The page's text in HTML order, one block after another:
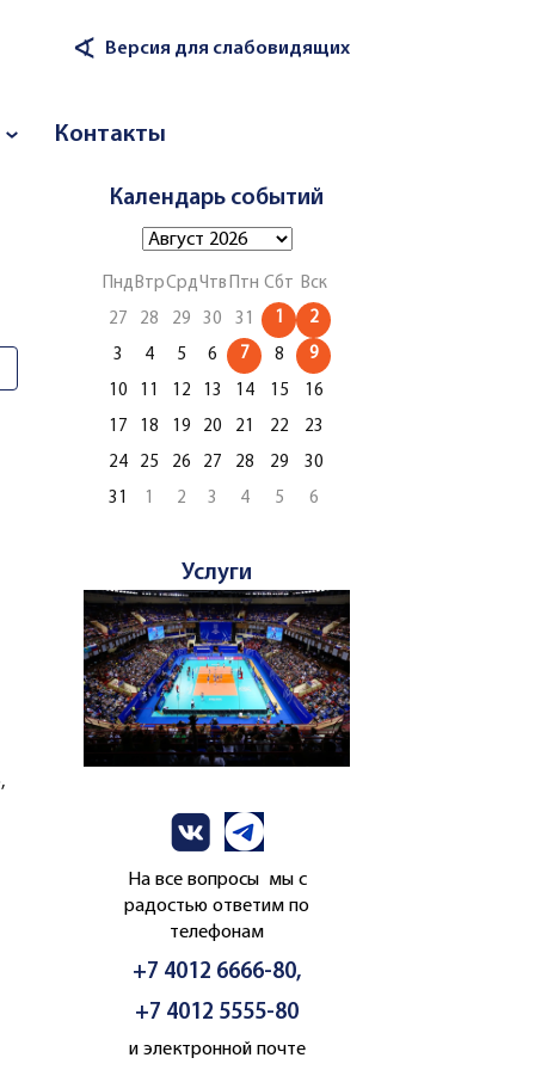
∢ Версия для слабовидящих
Контакты
Календарь событий
Пнд ВтрСрдЧтв Птн Сбт Вск
27
28 29 30 31 1 2
3 4 5 6 7 8 9
10 11 12 13 14 15
16
17
18 19 20 21 22
23
24
25 26 27 28 29
30
31
1 2 3 4 5 6
Услуги
На все вопросы мы с
радостью ответим по
телефонам
+7 4012 6666-80,
+7 4012 5555-80
и электронной почте